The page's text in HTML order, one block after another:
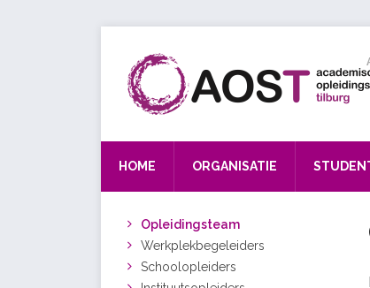
HOME ORGANISATIE
Opleidingsteam
Werkplekbegeleiders
Schoolopleiders